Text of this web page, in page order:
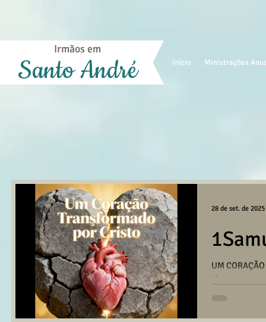
Início Ministrações
Irmãos em
Santo André
UM
Mensagem
28 de set. de 2025